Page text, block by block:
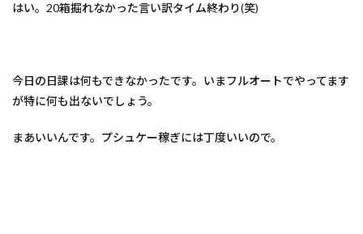
はい。20箱掘れなかった言い訳タイム終わり(笑)
今日の日課は何もできなかったです。いまフルオートでやってます
が特に何も出ないでしょう。
まあいいんです。プシュケー稼ぎには丁度いいので。